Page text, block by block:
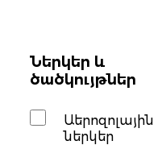
Ներկեր և
ծածկույթներ
Աերոզոլային
ներկեր